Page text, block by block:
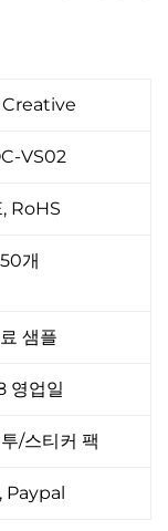
VS02
RoHS
50개
샘플
영업일
/스티커 팩
Paypal